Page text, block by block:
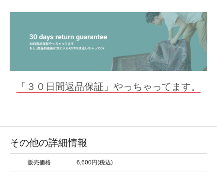
「３０日間返品保証」やっちゃってます。
その他の詳細情報
販売価格 6,600円(税込)